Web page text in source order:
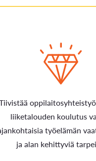
liiketalouden koulutus
työelämän
ja alan kehittyviä